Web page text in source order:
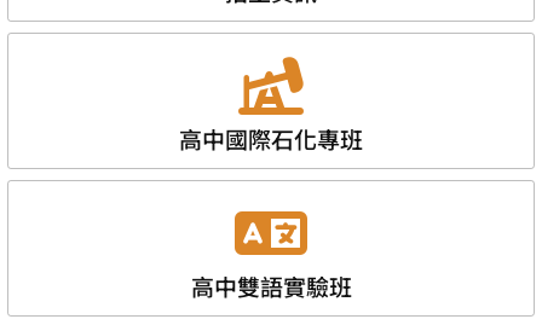
高中國際石化專班
高中雙語實驗班